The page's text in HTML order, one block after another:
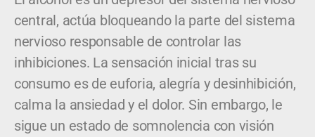
central, actúa bloqueando la parte del sistema
nervioso responsable de controlar las
inhibiciones. La sensación inicial tras su
consumo es de euforia, alegría y desinhibición,
calma la ansiedad y el dolor. Sin embargo, le
sigue un estado de somnolencia con visión